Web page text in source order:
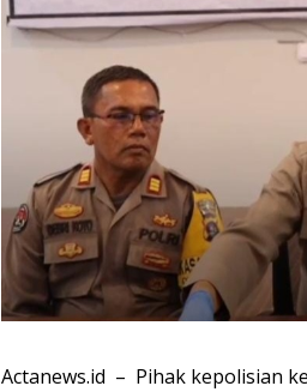
Actanews.id – Pihak kepolisian